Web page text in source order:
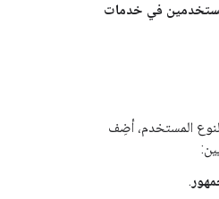
في خدمات
لنوع المستخدم، أضِف
.